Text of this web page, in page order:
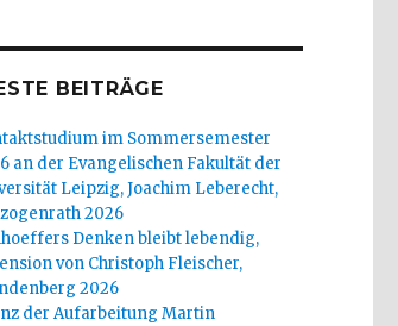
BEITRÄGE
im Sommersemester
an der Evangelischen Fakultät der
Leipzig, Joachim Leberecht,
2026
Denken bleibt lebendig,
von Christoph Fleischer,
2026
der Aufarbeitung Martin